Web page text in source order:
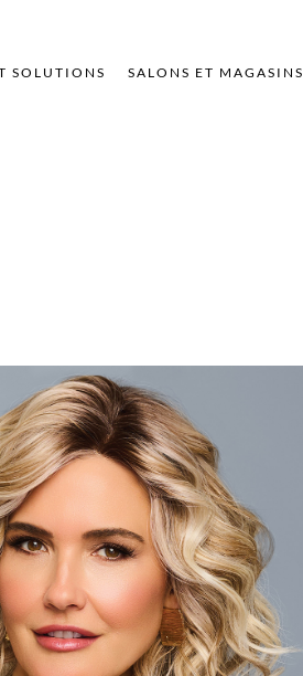
SOLUTIONS SALONS ET MAGASINS